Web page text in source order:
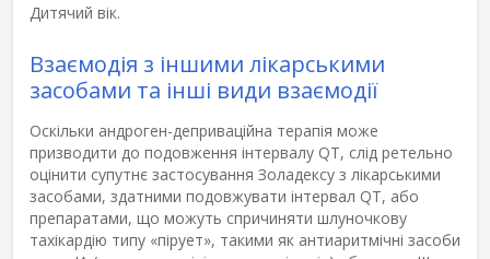
Дитячий вік.
Взаємодія з іншими лікарськими
засобами та інші види взаємодії
Оскільки андроген-деприваційна терапія може
призводити до подовження інтервалу QT, слід ретельно
оцінити супутнє застосування Золадексу з лікарськими
засобами, здатними подовжувати інтервал QT, або
препаратами, що можуть спричиняти шлуночкову
тахікардію типу «пірует», такими як антиаритмічні засоби